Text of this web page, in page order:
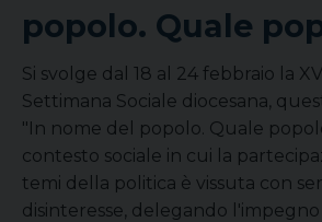
popolo. Quale
Si svolge dal 18 al 24 febbraio la
Settimana Sociale diocesana,
"In nome del popolo. Quale
contesto sociale in cui la
temi della politica è vissuta con
disinteresse, delegando